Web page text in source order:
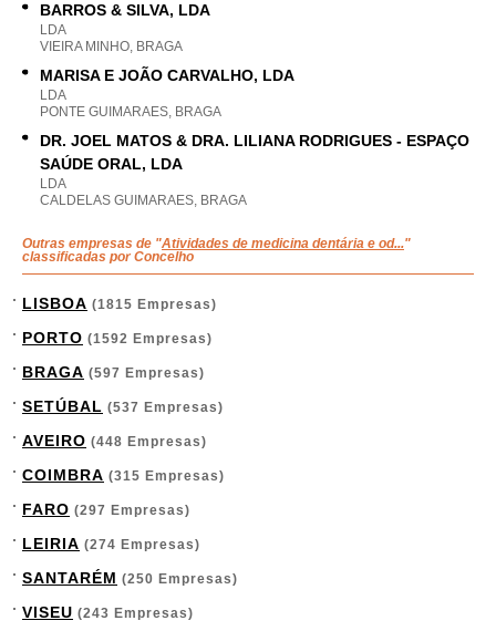
BARROS & SILVA, LDA
LDA
VIEIRA MINHO, BRAGA
MARISA E JOÃO CARVALHO, LDA
LDA
PONTE GUIMARAES, BRAGA
DR. JOEL MATOS & DRA. LILIANA RODRIGUES - ESPAÇO
SAÚDE ORAL, LDA
LDA
CALDELAS GUIMARAES, BRAGA
Outras empresas de "Atividades de medicina dentária e od..."
classificadas por Concelho
LISBOA (1815 Empresas)
PORTO (1592 Empresas)
BRAGA (597 Empresas)
SETÚBAL (537 Empresas)
AVEIRO (448 Empresas)
COIMBRA (315 Empresas)
FARO (297 Empresas)
LEIRIA (274 Empresas)
SANTARÉM (250 Empresas)
VISEU (243 Empresas)